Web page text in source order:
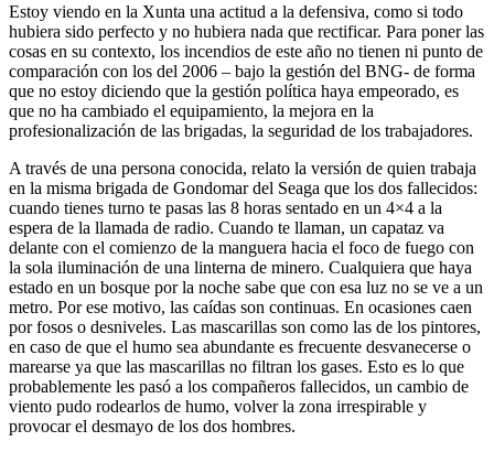
Estoy viendo en la Xunta una actitud a la defensiva, como si todo
hubiera sido perfecto y no hubiera nada que rectificar. Para poner las
cosas en su contexto, los incendios de este año no tienen ni punto de
comparación con los del 2006 – bajo la gestión del BNG- de forma
que no estoy diciendo que la gestión política haya empeorado, es
que no ha cambiado el equipamiento, la mejora en la
profesionalización de las brigadas, la seguridad de los trabajadores.
A través de una persona conocida, relato la versión de quien trabaja
en la misma brigada de Gondomar del Seaga que los dos fallecidos:
cuando tienes turno te pasas las 8 horas sentado en un 4×4 a la
espera de la llamada de radio. Cuando te llaman, un capataz va
delante con el comienzo de la manguera hacia el foco de fuego con
la sola iluminación de una linterna de minero. Cualquiera que haya
estado en un bosque por la noche sabe que con esa luz no se ve a un
metro. Por ese motivo, las caídas son continuas. En ocasiones caen
por fosos o desniveles. Las mascarillas son como las de los pintores,
en caso de que el humo sea abundante es frecuente desvanecerse o
marearse ya que las mascarillas no filtran los gases. Esto es lo que
probablemente les pasó a los compañeros fallecidos, un cambio de
viento pudo rodearlos de humo, volver la zona irrespirable y
provocar el desmayo de los dos hombres.